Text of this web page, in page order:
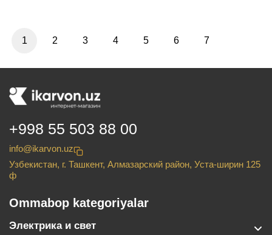
1 2 3 4 5 6 7
+998 55 503 88 00
info@ikarvon.uz
Узбекистан, г. Ташкент, Алмазарский район, Уста-ширин 125
ф
Ommabop kategoriyalar
Электрика и свет